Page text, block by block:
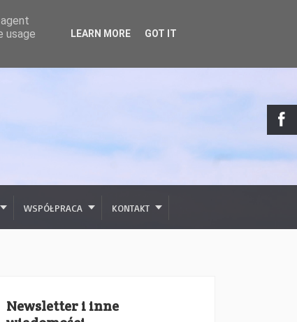
WSPÓŁPRACA KONTAKT
Newsletter i inne
usage
LEARN MORE GOT IT